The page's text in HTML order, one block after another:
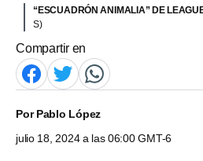
“ESCUADRÓN ANIMALIA” DE
S)
Compartir en
PorPablo López
julio 18, 2024 a las 06:00 GMT-6